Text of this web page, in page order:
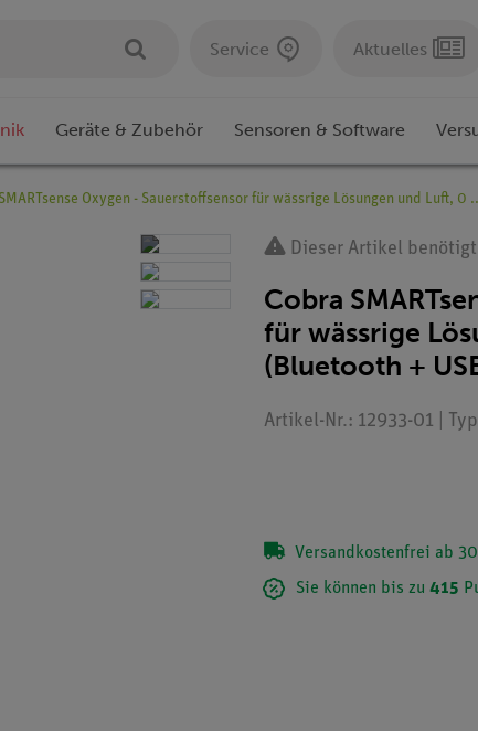
Service Aktuelles
Geräte & Zubehör Sensoren & Software
Oxygen - Sauerstoffsensor für wässrige Lösungen und Luft,
Dieser Artikel
Cobra
für wässrige
(Bluetooth +
Artikel-Nr.: 12933-01 |
Versandkostenfrei ab
Sie können bis zu 415